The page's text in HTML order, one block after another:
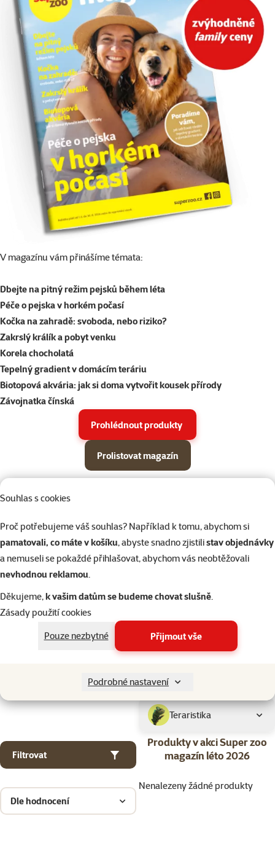
Souhlas s cookies
Proč potřebujeme váš souhlas? Například k tomu, abychom si
pamatovali, co máte v košíku, abyste snadno zjistilistav objednávky
a nemuseli se pokaždé přihlašovat, abychom vás neobtěžovali
nevhodnou reklamou.
Děkujeme,k vašim datům se budeme chovat slušně.
Zásady použití cookies
Pouze nezbytné
Přijmout vše
Podrobné nastavení
V magazínu vám přinášíme témata:
Dbejte na pitný režim pejsků během léta
Péče o pejska v horkém počasí
Kočka na zahradě: svoboda, nebo riziko?
Zakrslý králík a pobyt venku
Korela chocholatá
Tepelný gradient v domácím teráriu
Biotopová akvária: jak si doma vytvořit kousek přírody
Závojnatka čínská
Prohlédnout produkty
Prolistovat magazín
Kočky
Drobní savci
Ptáci
Teraristika
Parametrický filtr
Filtrovat
Vybrané filtry
Produkty v akci Super zoo
magazín léto 2026
Dle hodnocení
Produkty v akci Super zoo magazín léto 2026
Nenalezeny žádné produkty